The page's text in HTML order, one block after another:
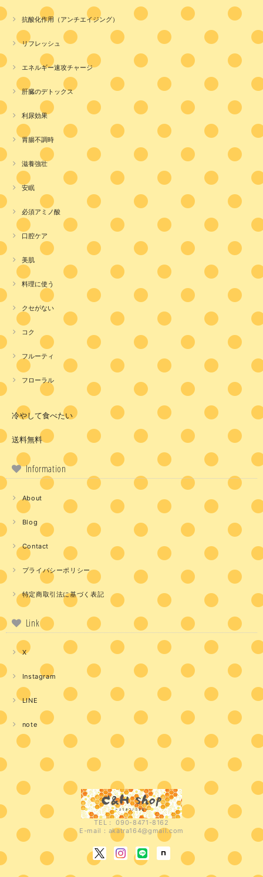
抗酸化作用（アンチエイジング）
リフレッシュ
エネルギー速攻チャージ
肝臓のデトックス
利尿効果
胃腸不調時
滋養強壮
安眠
必須アミノ酸
口腔ケア
美肌
料理に使う
クセがない
コク
フルーティ
フローラル
冷やして食べたい
送料無料
Information
About
Blog
Contact
プライバシーポリシー
特定商取引法に基づく表記
Link
X
Instagram
LINE
note
TEL： 090-8471-8162
E-mail： akatra164@gmail.com